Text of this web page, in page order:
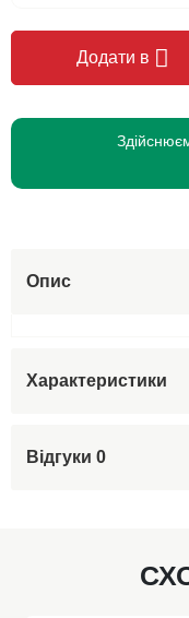
Додати в
Опис
Характеристики
Відгуки 0